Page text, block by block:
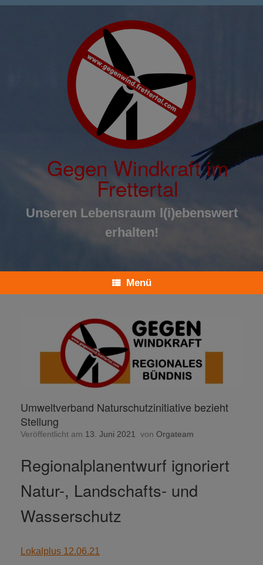
Zum
Gegen Windkraft im
Frettertal
Unseren Lebensraum l(i)ebenswert
erhalten!
Menü
Umweltverband Naturschutzinitiative bezieht
Stellung
Veröffentlicht am 13. Juni 2021 von Orgateam
Regionalplanentwurf ignoriert
Natur-, Landschafts- und
Wasserschutz
Lokalplus 12.06.21